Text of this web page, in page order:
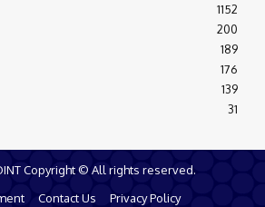
1152
200
189
176
139
31
Copyright © All rights reserved.
Contact Us Privacy Policy